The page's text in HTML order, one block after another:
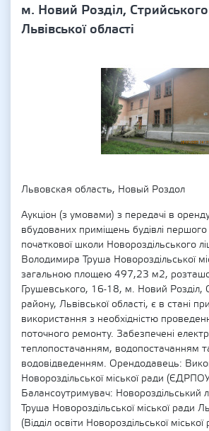
м. Новий Розділ,
Львівської області
Львовская область, Новый Роздол
Аукціон (з умовами) з передачі в
вбудованих приміщень будівлі
початкової школи Новороздільського
Володимира Труша Новороздільської
загальною площею 497,23 м2,
Грушевського, 16-18, м. Новий Розділ,
району, Львівської області, є в стані
використання з необхідністю
поточного ремонту. Забезпечені
теплопостачанням, водопостачанням
водовідведенням. Орендодавець:
Новороздільської міської ради
Балансоутримувач: Новороздільський
Труша Новороздільської міської ради
(Відділ освіти Новороздільської